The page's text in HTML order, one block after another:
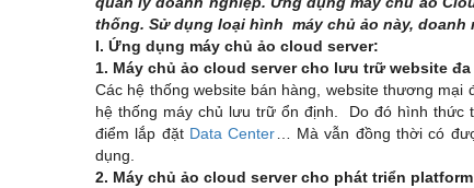
thống. Sử dụng loại hình máy chủ ảo này,
I. Ứng dụng máy chủ ảo cloud server:
1. Máy chủ ảo cloud server cho lưu trữ website
Các hệ thống website bán hàng, website thương
hệ thống máy chủ lưu trữ ổn định. Do đó hình thức
điểm lắp đặt Data Center… Mà vẫn đồng thời có
dụng.
2. Máy chủ ảo cloud server cho phát triển platform